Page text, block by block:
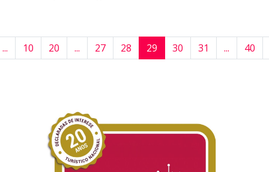
... 10 20 ... 27 28 29 30 31 ... 40